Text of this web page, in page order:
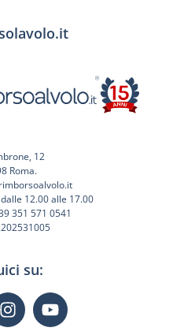
12
Roma.
12.00 alle 17.00
351 571 0541
su: